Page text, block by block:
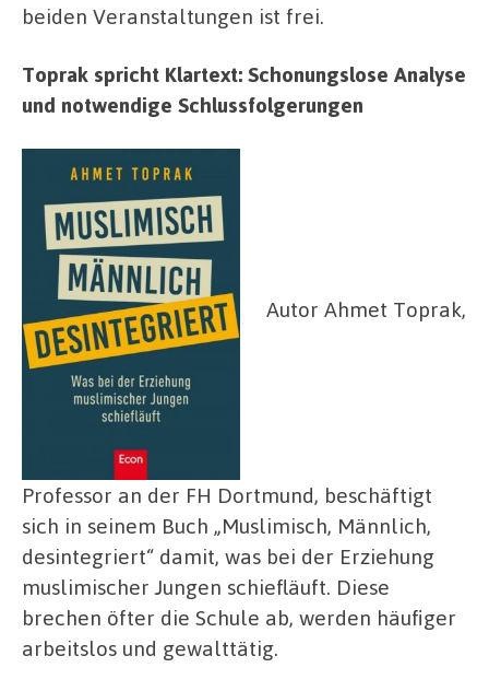
beiden Veranstaltungen ist frei.
Toprak spricht Klartext: Schonungslose Analyse
und notwendige Schlussfolgerungen
Autor Ahmet Toprak,
Professor an der FH Dortmund, beschäftigt
sich in seinem Buch „Muslimisch, Männlich,
desintegriert“ damit, was bei der Erziehung
muslimischer Jungen schiefläuft. Diese
brechen öfter die Schule ab, werden häufiger
arbeitslos und gewalttätig.